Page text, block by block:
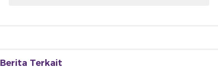
Berita Terkait